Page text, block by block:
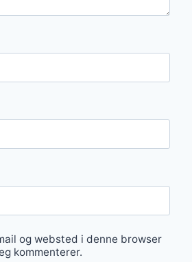
og websted i denne browser
kommenterer.